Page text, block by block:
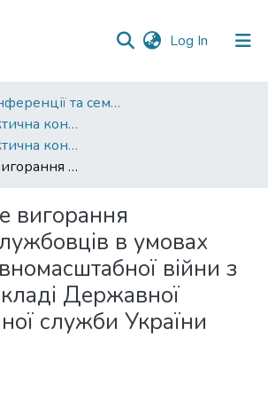
Log In (current)
012. Конференції та семінари НаУКМА
Науково-практична конференція "Особистість у просторі проблем ХХІ століття"
Науково-практична конференція "Особистість у просторі проблем ХХІ століття" (2022)
Професійне вигорання військовослужбовців в умовах загрози повномасштабної війни з РФ: на прикладі Державної прикордонної служби України
вигорання
в умовах
війни з
Державної
служби України